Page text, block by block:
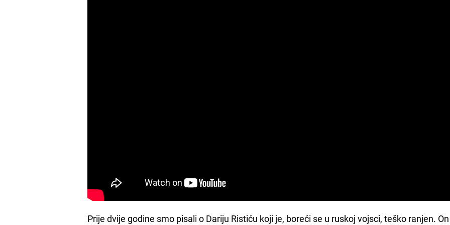
Prije dvije godine smo pisali o Dariju Ristiću koji je, boreći se u ruskoj vojsci, teško ranjen.